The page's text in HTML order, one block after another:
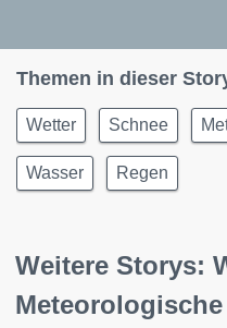
Themen in dieser
Wetter Schnee
Wasser Regen
Weitere Storys:
Meteorologische